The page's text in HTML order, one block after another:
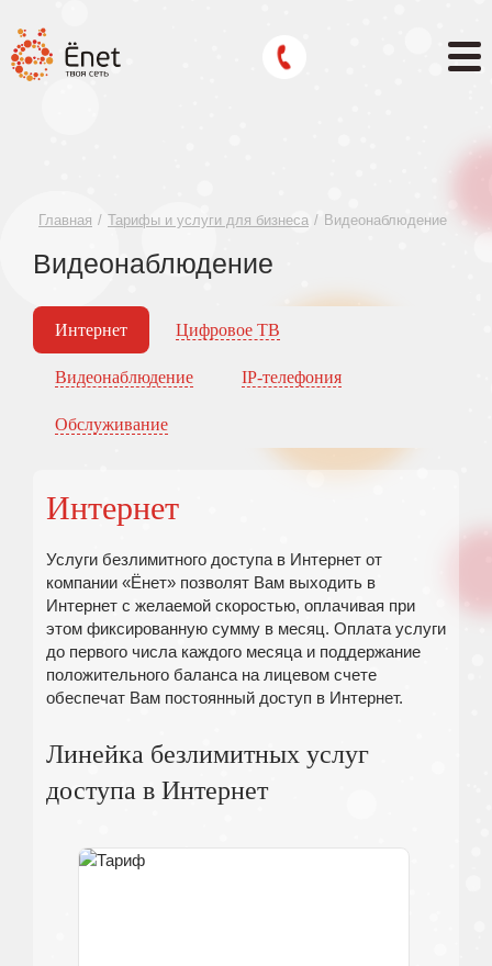
Главная Тарифы и услуги для бизнеса Видеонаблюдение
Видеонаблюдение
Интернет Цифровое ТВ
Видеонаблюдение IP-телефония
Обслуживание
Интернет
Услуги безлимитного доступа в Интернет от
компании «Ёнет» позволят Вам выходить в
Интернет с желаемой скоростью, оплачивая при
этом фиксированную сумму в месяц. Оплата услуги
до первого числа каждого месяца и поддержание
положительного баланса на лицевом счете
обеспечат Вам постоянный доступ в Интернет.
Линейка безлимитных услуг
доступа в Интернет